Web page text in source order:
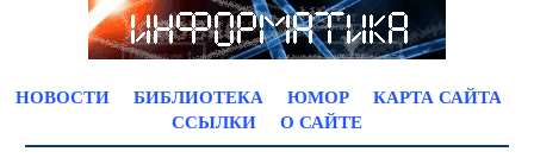
НОВОСТИ БИБЛИОТЕКА ЮМОР
КАРТА САЙТА
ССЫЛКИ
О САЙТЕ